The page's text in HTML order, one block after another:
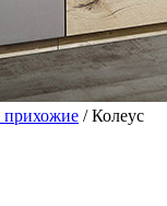
прихожие / Колеус